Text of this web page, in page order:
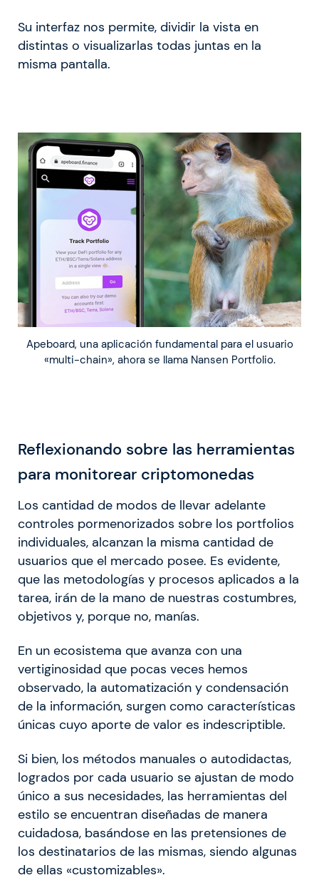
Su interfaz nos permite, dividir la vista en
distintas o visualizarlas todas juntas en la
misma pantalla.
Apeboard, una aplicación fundamental para el usuario
«multi-chain», ahora se llama Nansen Portfolio.
Reflexionando sobre las herramientas
para monitorear criptomonedas
Los cantidad de modos de llevar adelante
controles pormenorizados sobre los portfolios
individuales, alcanzan la misma cantidad de
usuarios que el mercado posee. Es evidente,
que las metodologías y procesos aplicados a la
tarea, irán de la mano de nuestras costumbres,
objetivos y, porque no, manías.
En un ecosistema que avanza con una
vertiginosidad que pocas veces hemos
observado, la automatización y condensación
de la información, surgen como características
únicas cuyo aporte de valor es indescriptible.
Si bien, los métodos manuales o autodidactas,
logrados por cada usuario se ajustan de modo
único a sus necesidades, las herramientas del
estilo se encuentran diseñadas de manera
cuidadosa, basándose en las pretensiones de
los destinatarios de las mismas, siendo algunas
de ellas «customizables».